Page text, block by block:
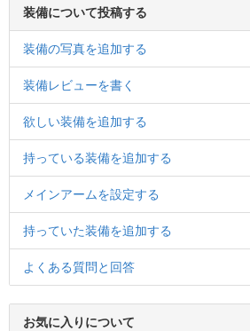
装備について投稿する
装備の写真を追加する
装備レビューを書く
欲しい装備を追加する
持っている装備を追加する
メインアームを設定する
持っていた装備を追加する
よくある質問と回答
お気に入りについて